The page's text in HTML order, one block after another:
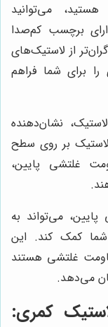
می‌توانید
برچسب کم‌صدا
از لاستیک‌های
برای شما فراهم
نشان‌دهنده
لاستیک بر روی سطح
غلتشی پایین،
می‌تواند به
کمک کند. این
غلتشی هستند
می‌دهد.
کمری: